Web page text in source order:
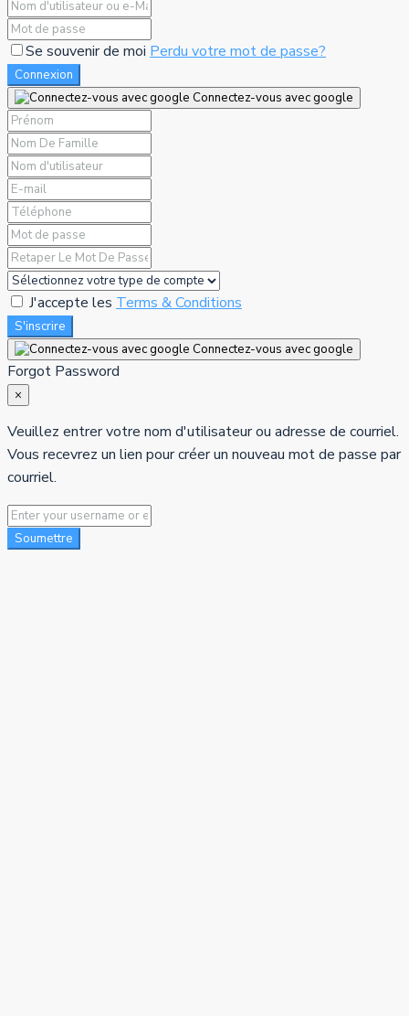
Se souvenir de moi Perdu votre mot de passe?
Connexion
Connectez-vous avec google
J'accepte les Terms & Conditions
S'inscrire
Connectez-vous avec google
Forgot Password
×
Veuillez entrer votre nom d'utilisateur ou adresse de courriel.
Vous recevrez un lien pour créer un nouveau mot de passe par
courriel.
Soumettre